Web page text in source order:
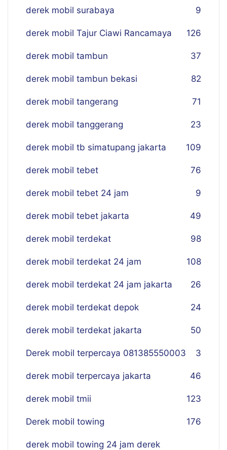
derek mobil surabaya 9
derek mobil Tajur Ciawi Rancamaya 126
derek mobil tambun 37
derek mobil tambun bekasi 82
derek mobil tangerang 71
derek mobil tanggerang 23
derek mobil tb simatupang jakarta 109
derek mobil tebet 76
derek mobil tebet 24 jam 9
derek mobil tebet jakarta 49
derek mobil terdekat 98
derek mobil terdekat 24 jam 108
derek mobil terdekat 24 jam jakarta 26
derek mobil terdekat depok 24
derek mobil terdekat jakarta 50
Derek mobil terpercaya 081385550003 3
derek mobil terpercaya jakarta 46
derek mobil tmii 123
Derek mobil towing 176
derek mobil towing 24 jam derek